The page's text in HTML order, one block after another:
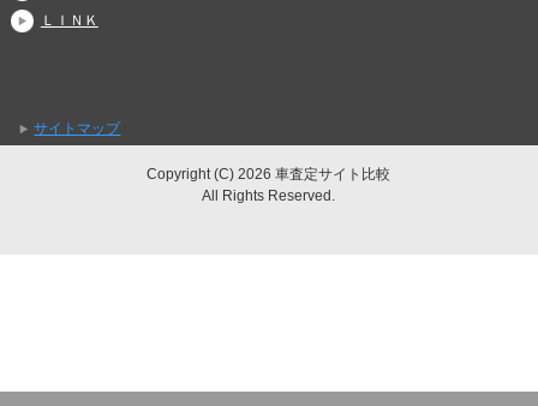
ＬＩＮＫ
サイトマップ
Copyright (C) 2026 車査定サイト比較
All Rights Reserved.